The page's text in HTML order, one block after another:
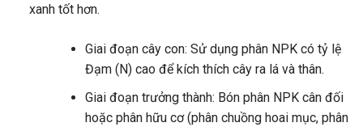
xanh tốt hơn.
Giai đoạn cây con: Sử dụng phân NPK có tỷ lệ
Đạm (N) cao để kích thích cây ra lá và thân.
Giai đoạn trưởng thành: Bón phân NPK cân đối
hoặc phân hữu cơ (phân chuồng hoai mục, phân